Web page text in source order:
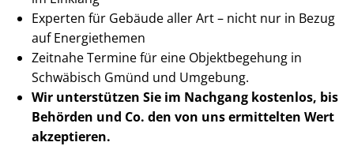
Experten für Gebäude aller Art – nicht nur in Bezug
auf Energiethemen
Zeitnahe Termine für eine Objektbegehung in
Schwäbisch Gmünd und Umgebung.
Wir unterstützen Sie im Nachgang kostenlos, bis
Behörden und Co. den von uns ermittelten Wert
akzeptieren.